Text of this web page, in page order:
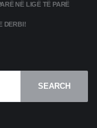
NË LIGË TË PARË
DERBI!
SEARCH